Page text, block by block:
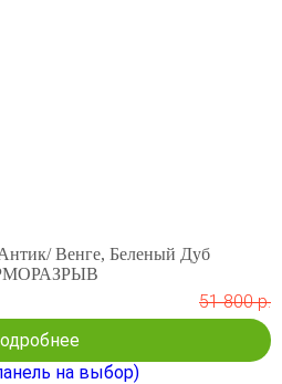
Венге, Беленый Дуб
51 800 р.